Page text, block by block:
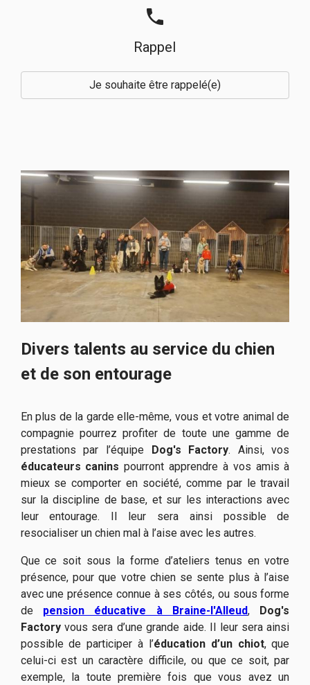
phone
Rappel
Je souhaite être rappelé(e)
Divers talents au service du chien
et de son entourage
En plus de la garde elle-même, vous et votre animal de
compagnie pourrez profiter de toute une gamme de
prestations par l’équipe
Dog's Factory. Ainsi, vos
éducateurs canins pourront apprendre à vos amis à
mieux se comporter en société, comme par le travail
sur la discipline de base, et sur les interactions avec
leur entourage. Il leur sera ainsi possible de
resocialiser un chien mal à l’aise avec les autres.
Que ce soit sous la forme d’ateliers tenus en votre
présence, pour que votre chien se sente plus à l’aise
avec une présence connue à ses côtés, ou sous forme
de pension éducative à Braine-l'Alleud,
Dog's
Factoryvous sera d’une grande aide. Il leur sera ainsi
possible de participer à l’éducation d’un chiot, que
celui-ci est un caractère difficile, ou que ce soit, par
exemple, la toute première fois que vous avez un